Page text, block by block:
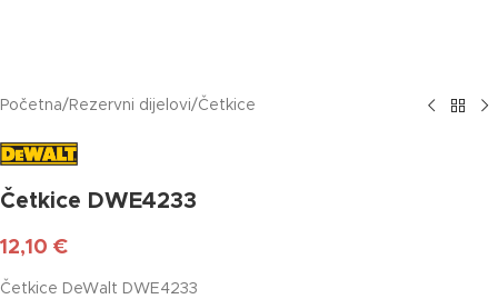
Početna/ Rezervni dijelovi/Četkice
Četkice DWE4233
12,10 €
Četkice DeWalt DWE4233